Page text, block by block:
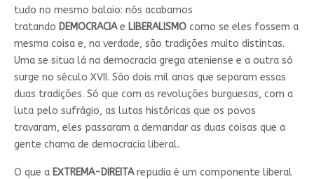
tudo no mesmo balaio: nós acabamos
tratando DEMOCRACIAe LIBERALISMOcomo se eles fossem a
mesma coisa e, na verdade, são tradições muito distintas.
Uma se situa lá na democracia grega ateniense e a outra só
surge no século XVII. São dois mil anos que separam essas
duas tradições. Só que com as revoluções burguesas, com a
luta pelo sufrágio, as lutas históricas que os povos
travaram, eles passaram a demandar as duas coisas que a
gente chama de democracia liberal.
O que aEXTREMA-DIREITArepudia é um componente liberal